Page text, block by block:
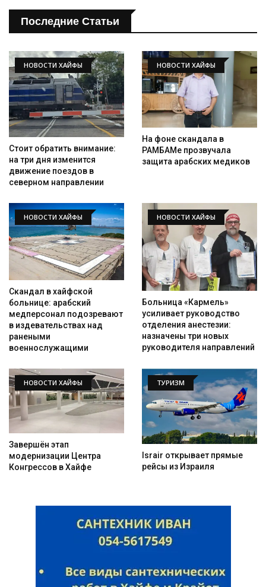
Последние Статьи
НОВОСТИ ХАЙФЫ
Стоит обратить внимание:
на три дня изменится
движение поездов в
северном направлении
НОВОСТИ ХАЙФЫ
На фоне скандала в
РАМБАМе прозвучала
защита арабских медиков
НОВОСТИ ХАЙФЫ
Скандал в хайфской
больнице: арабский
медперсонал подозревают
в издевательствах над
ранеными
военнослужащими
НОВОСТИ ХАЙФЫ
Больница «Кармель»
усиливает руководство
отделения анестезии:
назначены три новых
руководителя направлений
НОВОСТИ ХАЙФЫ
Завершён этап
модернизации Центра
Конгрессов в Хайфе
ТУРИЗМ
Israir открывает прямые
рейсы из Израиля